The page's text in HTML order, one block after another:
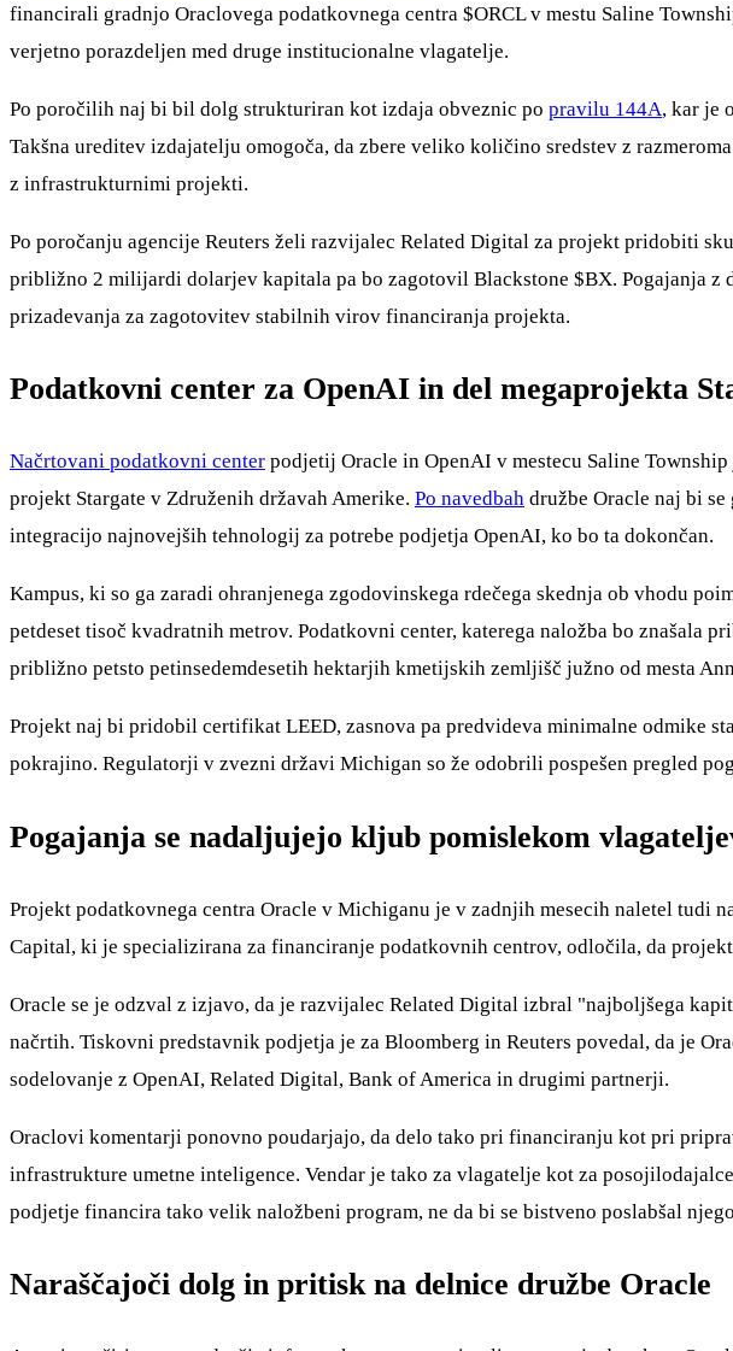
financirali gradnjo Oraclovega podatkovnega centra $ORCLv mestu Saline
verjetno porazdeljen med druge institucionalne vlagatelje.
Po poročilih naj bi bil dolg strukturiran kot izdaja obveznic po pravilu 144A, kar je
Takšna ureditev izdajatelju omogoča, da zbere veliko količino sredstev z
z infrastrukturnimi projekti.
Po poročanju agencije Reuters želi razvijalec Related Digital za projekt pridobiti
približno 2 milijardi dolarjev kapitala pa bo zagotovil Blackstone $BX. Pogajanja z
prizadevanja za zagotovitev stabilnih virov financiranja projekta.
Podatkovni center za OpenAI in del megaprojekta
Načrtovani podatkovni center podjetij Oracle in OpenAI v mestecu Saline
projekt Stargate v Združenih državah Amerike. Po navedbah družbe Oracle naj bi
integracijo najnovejših tehnologij za potrebe podjetja OpenAI, ko bo ta dokončan.
Kampus, ki so ga zaradi ohranjenega zgodovinskega rdečega skednja ob vhodu
petdeset tisoč kvadratnih metrov. Podatkovni center, katerega naložba bo
približno petsto petinsedemdesetih hektarjih kmetijskih zemljišč južno od mesta
Projekt naj bi pridobil certifikat LEED, zasnova pa predvideva minimalne odmike
pokrajino. Regulatorji v zvezni državi Michigan so že odobrili pospešen pregled
Pogajanja se nadaljujejo kljub pomislekom
Projekt podatkovnega centra Oracle v Michiganu je v zadnjih mesecih naletel tudi
Capital, ki je specializirana za financiranje podatkovnih centrov, odločila, da
Oracle se je odzval z izjavo, da je razvijalec Related Digital izbral "najboljšega
načrtih. Tiskovni predstavnik podjetja je za Bloomberg in Reuters povedal, da je
sodelovanje z OpenAI, Related Digital, Bank of America in drugimi partnerji.
Oraclovi komentarji ponovno poudarjajo, da delo tako pri financiranju kot pri
infrastrukture umetne inteligence. Vendar je tako za vlagatelje kot za
podjetje financira tako velik naložbeni program, ne da bi se bistveno poslabšal
Naraščajoči dolg in pritisk na delnice družbe Oracle